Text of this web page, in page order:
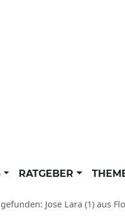
RATGEBER
Jose Lara (1) aus